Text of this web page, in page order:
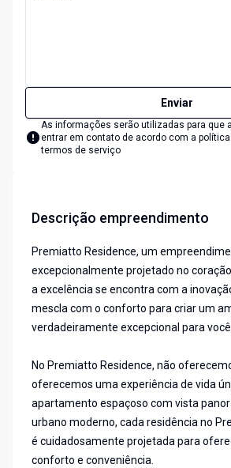
Enviar
As informações serão utilizadas para que
entrar em contato de acordo com a
termos de serviço
Descrição empreendimento
Premiatto Residence, um
excepcionalmente projetado no
a excelência se encontra com a
mescla com o conforto para criar um
verdadeiramente excepcional para
No Premiatto Residence, não
oferecemos uma experiência de vida
apartamento espaçoso com vista
urbano moderno, cada residência no
é cuidadosamente projetada para
conforto e conveniência.